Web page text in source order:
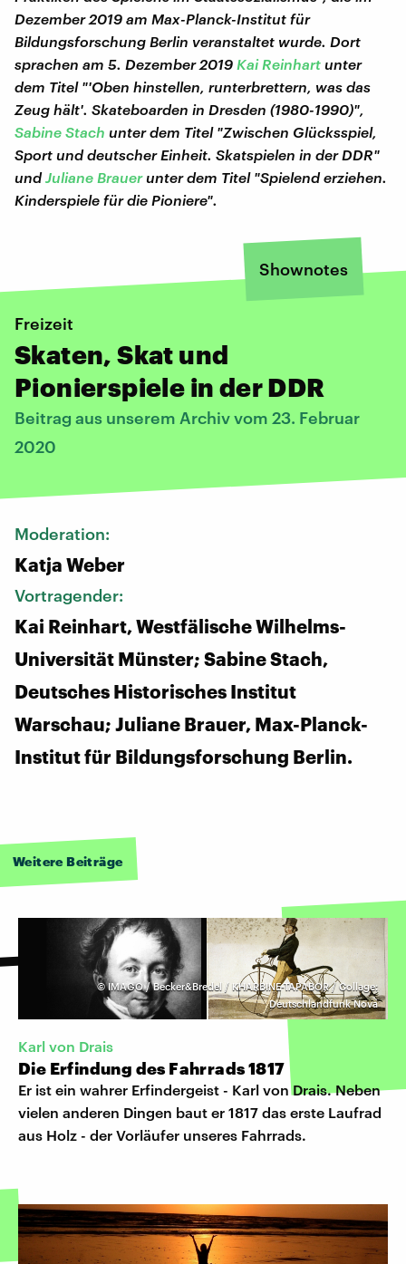
Dezember 2019 am Max-Planck-Institut für
Bildungsforschung Berlin veranstaltet wurde. Dort
sprachen am 5. Dezember 2019 Kai Reinhart unter
dem Titel "'Oben hinstellen, runterbrettern, was das
Zeug hält'. Skateboarden in Dresden (1980-1990)",
Sabine Stach unter dem Titel "Zwischen Glücksspiel,
Sport und deutscher Einheit. Skatspielen in der DDR"
und Juliane Brauerunter dem Titel "Spielend erziehen.
Kinderspiele für die Pioniere".
Shownotes
Freizeit
Skaten, Skat und
Pionierspiele in der DDR
Beitrag aus unserem Archiv vom 23. Februar
2020
Moderation:
Katja Weber
Vortragender:
Kai Reinhart, Westfälische Wilhelms-
Universität Münster; Sabine Stach,
Deutsches Historisches Institut
Warschau; Juliane Brauer, Max-Planck-
Institut für Bildungsforschung Berlin.
Weitere Beiträge
©IMAGO / Becker&Bredel / KHARBINE-TAPABOR / Collage:
Deutschlandfunk Nova
Karl von Drais
Die Erfindung des Fahrrads 1817
Er ist ein wahrer Erfindergeist - Karl von Drais. Neben
vielen anderen Dingen baut er 1817 das erste Laufrad
aus Holz - der Vorläufer unseres Fahrrads.